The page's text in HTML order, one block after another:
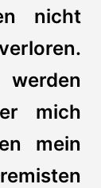
nicht
mich
mein